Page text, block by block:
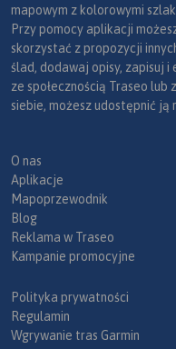
mapowym z kolorowymi
Przy pomocy aplikacji
skorzystać z propozycji
ślad, dodawaj opisy, zapisuj
ze społecznością Traseo
siebie, możesz udostępnić
O nas
Aplikacje
Mapoprzewodnik
Blog
Reklama w Traseo
Kampanie promocyjne
Polityka prywatności
Regulamin
Wgrywanie tras Garmin